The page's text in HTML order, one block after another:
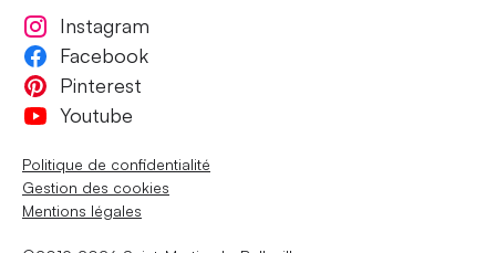
Instagram
Facebook
Pinterest
Youtube
Politique de confidentialité
Gestion des cookies
Mentions légales